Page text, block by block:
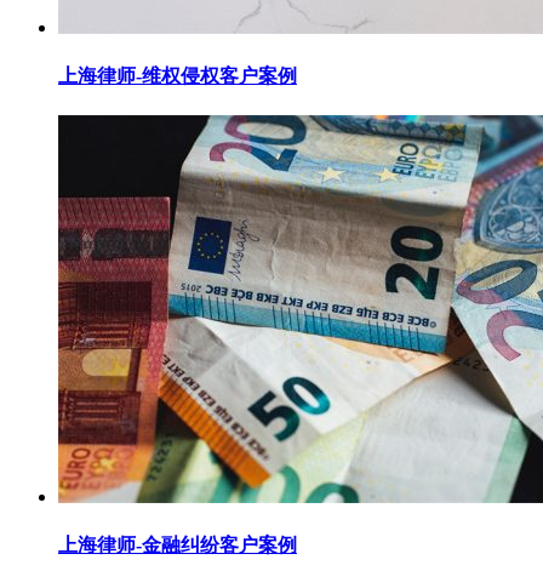
上海律师-维权侵权客户案例
上海律师-金融纠纷客户案例